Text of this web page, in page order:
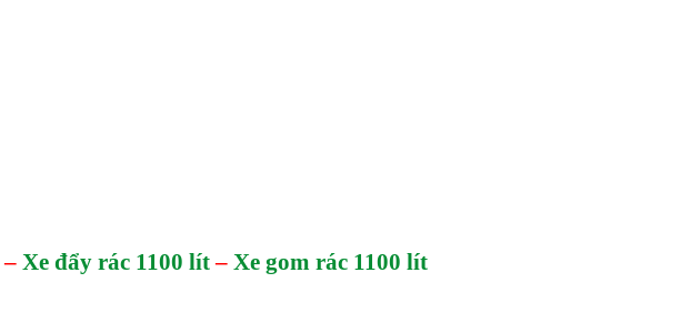
– Xe đẩy rác 1100 lít– Xe gom rác 1100 lít